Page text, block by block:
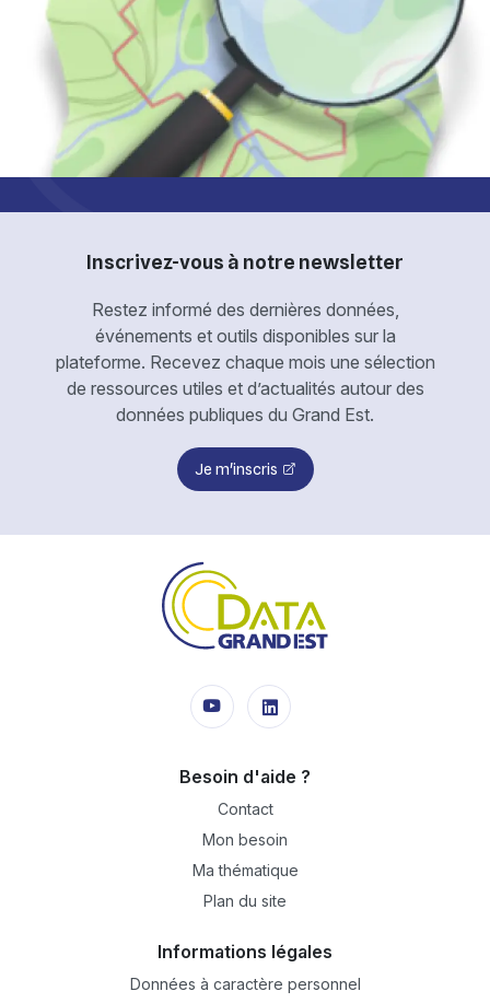
Inscrivez-vous à notre newsletter
Restez informé des dernières données,
événements et outils disponibles sur la
plateforme. Recevez chaque mois une sélection
de ressources utiles et d’actualités autour des
données publiques du Grand Est.
Je m'inscris
Besoin d'aide ?
Contact
Mon besoin
Ma thématique
Plan du site
Informations légales
Données à caractère personnel